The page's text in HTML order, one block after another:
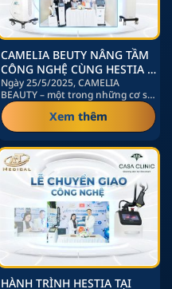
CAMELIA BEUTY NÂNG TẦM
CÔNG NGHỆ CÙNG HESTIA &
AT-06
Ngày 25/5/2025, CAMELIA
BEAUTY – một trong những cơ sở
thẩm mỹ tiêu chuẩn cao tại
TP.HCM…
Xem thêm
HÀNH TRÌNH HESTIA TẠI